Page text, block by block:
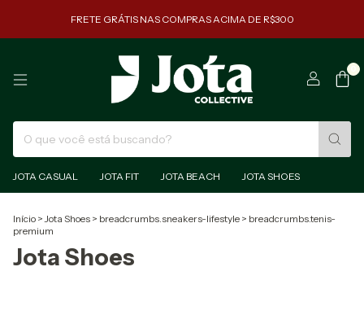
FRETE GRÁTIS NAS COMPRAS ACIMA DE R$300
JOTA CASUAL JOTA FIT JOTA BEACH JOTA SHOES
Início > Jota Shoes > breadcrumbs.sneakers-lifestyle > breadcrumbs.tenis-
premium
Jota Shoes